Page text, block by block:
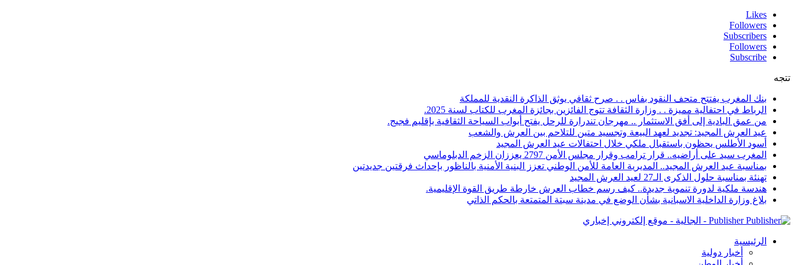
Likes
Followers
Subscribers
Followers
Subscribe
تتجه
بنك المغرب يفتتح متحف النقود بفاس . . صرح ثقافي يوثق الذاكرة النقدية للمملكة
الرباط في احتفالية مميزة . . وزارة الثقافة تتوج الفائزين بجائزة المغرب للكتاب لسنة 2025.
من عمق البادية إلى أفق الاستثمار .. مهرجان تندرارة للرحل يفتح أبواب السياحة الثقافية بإقليم فجيج.
عيد العرش المجيد: تجديد لعهد البيعة وتجسيد متين للتلاحم بين العرش والشعب
أسود الأطلس يحظون باستقبال ملكي خلال احتفالات عيد العرش المجيد
المغرب سيد على أراضيه.. قرار ترامب وقرار مجلس الأمن 2797 يعززان الزخم الدبلوماسي
بمناسبة عيد العرش المجيد.. المديرية العامة للأمن الوطني تعزز البنية الأمنية بالناظور بإحداث فرقتين جديدتين
تهنئة بمناسبة حلول الذكرى الـ27 لعيد العرش المجيد
هندسة ملكية لدورة تنموية جديدة.. كيف رسم خطاب العرش خارطة طريق القوة الإقليمية.
بلاغ وزارة الداخلية الاسبانية بشأن الوضع في مدينة سبتة المتمتعة بالحكم الذاتي
Publisher - الجالية - موقع إلكتروني إخباري
الرئيسية
أخبار دولية